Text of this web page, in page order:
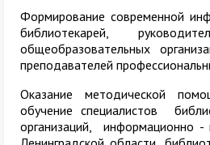
Формирование современной
библиотекарей,
общеобразовательных
преподавателей
Оказание методической
обучение специалистов
организаций, информационно -